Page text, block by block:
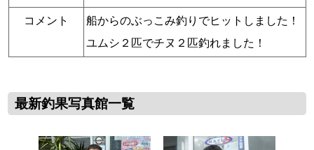
コメント
船からのぶっこみ釣りでヒットしました！
ユムシ２匹でチヌ２匹釣れました！
最新釣果写真館一覧